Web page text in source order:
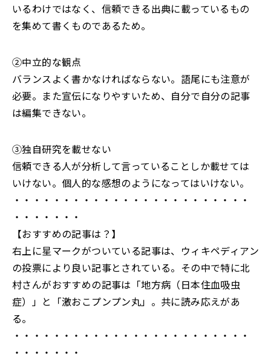
いるわけではなく、信頼できる出典に載っているもの
を集めて書くものであるため。
➁中立的な観点
バランスよく書かなければならない。語尾にも注意が
必要。また宣伝になりやすいため、自分で自分の記事
は編集できない。
➂独自研究を載せない
信頼できる人が分析して言っていることしか載せては
いけない。個人的な感想のようになってはいけない。
・・・・・・・・・・・・・・・・・・・・・・・・
・・・・・・・
【おすすめの記事は？】
右上に星マークがついている記事は、ウィキペディアン
の投票により良い記事とされている。その中で特に北
村さんがおすすめの記事は「地方病（日本住血吸虫
症）」と「激おこプンプン丸」。共に読み応えがあ
る。
・・・・・・・・・・・・・・・・・・・・・・・・
・・・・・・・